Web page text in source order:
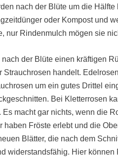
nach der Blüte um die
oder Kompost und
nur Rindenmulch mögen sie
der Blüte einen kräftigen
Strauchrosen handelt.
um ein gutes Drittel
Bei Kletterrosen
Es macht gar nichts, wenn die
haben Fröste erlebt und die
Blätter, die nach dem
widerstandsfähig. Hier